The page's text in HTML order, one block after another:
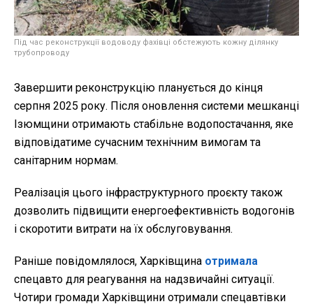
Під час реконструкції водоводу фахівці обстежують кожну ділянку
трубопроводу
Завершити реконструкцію планується до кінця
серпня 2025 року. Після оновлення системи мешканці
Ізюмщини отримають стабільне водопостачання, яке
відповідатиме сучасним технічним вимогам та
санітарним нормам.
Реалізація цього інфраструктурного проєкту також
дозволить підвищити енергоефективність водогонів
і скоротити витрати на їх обслуговування.
Раніше повідомлялося, Харківщина отримала
спецавто для реагування на надзвичайні ситуації.
Чотири громади Харківщини отримали спецавтівки